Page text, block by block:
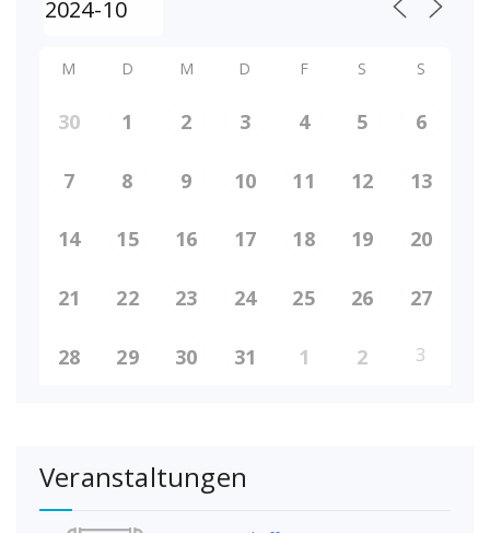
M D M D F S S
30 1 2 3 4 5 6
7 8 9 10 11 12 13
14 15 16 17 18 19 20
21 22 23 24 25 26 27
28 29 30 31 1 2 3
Veranstaltungen